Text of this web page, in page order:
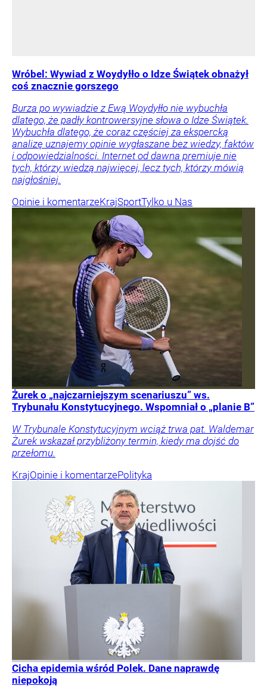
Wróbel: Wywiad z Woydyłło o Idze Świątek obnażył
coś znacznie gorszego
Burza po wywiadzie z Ewą Woydyłło nie wybuchła
dlatego, że padły kontrowersyjne słowa o Idze Świątek.
Wybuchła dlatego, że coraz częściej za ekspercką
analizę uznajemy opinie wygłaszane bez wiedzy, faktów
i odpowiedzialności. Internet od dawna premiuje nie
tych, którzy wiedzą najwięcej, lecz tych, którzy mówią
najgłośniej.
Opinie i komentarzeKrajSportTylko u Nas
Żurek o „najczarniejszym scenariuszu” ws.
Trybunału Konstytucyjnego. Wspomniał o „planie B”
W Trybunale Konstytucyjnym wciąż trwa pat. Waldemar
Żurek wskazał przybliżony termin, kiedy ma dojść do
przełomu.
KrajOpinie i komentarzePolityka
Cicha epidemia wśród Polek. Dane naprawdę
niepokoją